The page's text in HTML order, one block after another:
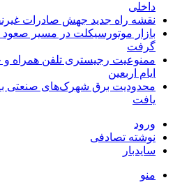
داخلی
نقشه راه جدید جهش صادرات
بازار موتورسیکلت در مسیر صعود
گرفت
ممنوعیت رجیستری تلفن همراه و
ایام اربعین
محدودیت برق شهرک‌های صنعتی
یافت
ورود
نوشته تصادفی
سایدبار
منو